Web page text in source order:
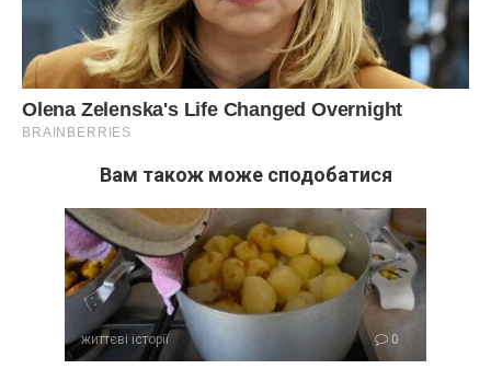
Фото ілюстративне, з вільних джерел, ukrinform.ua
Сподобалася стаття? Поділіться з друзями на
Facebook!
Вам також може сподобатися
життєві історії 0